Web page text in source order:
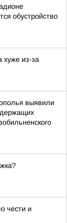
обустройство
хуже из-за
выявили
чести и